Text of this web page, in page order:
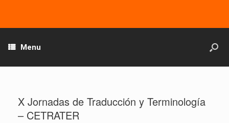
Menu
X Jornadas de Traducción y Terminología
– CETRATER